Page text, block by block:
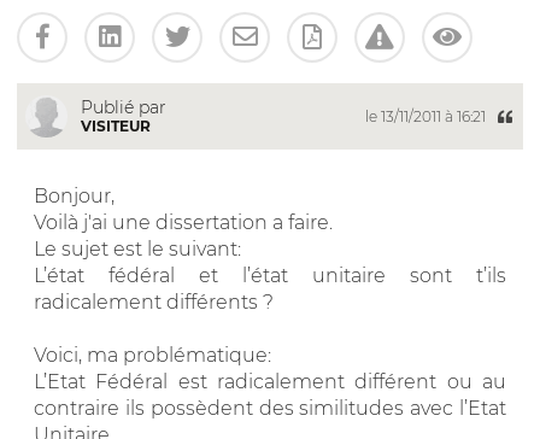
Publié par
VISITEUR
le 13/11/2011 à 16:21
Bonjour,
Voilà j'ai une dissertation a faire.
Le sujet est le suivant:
L’état fédéral et l’état unitaire sont t’ils
radicalement différents ?
Voici, ma problématique:
L’Etat Fédéral est radicalement différent ou au
contraire ils possèdent des similitudes avec l’Etat
Unitaire.